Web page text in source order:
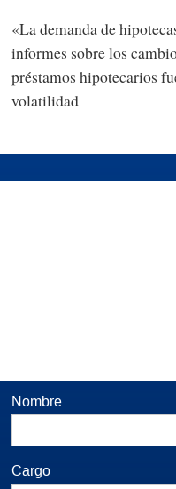
«La demanda de
informes sobre los
préstamos hipotecarios
volatilidad
Nombre
Cargo